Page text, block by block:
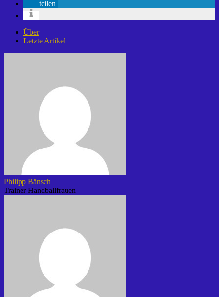
teilen
Über
Letzte Artikel
Philipp Bänsch
Trainer Handballfrauen